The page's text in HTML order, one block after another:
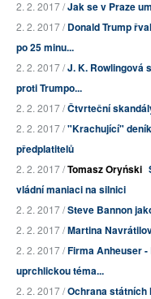
2. 2. 2017 /Jak se v Praze
2. 2. 2017 /Donald Trump
po 25 minu...
2. 2. 2017 /J. K. Rowlingová
proti Trumpo...
2. 2. 2017 /Čtvrteční
2. 2. 2017 /"Krachující"
předplatitelů
2. 2. 2017 /Tomasz Oryński
vládní maniaci na silnici
2. 2. 2017 /Steve Bannon
2. 2. 2017 /Martina
2. 2. 2017 /Firma Anheuser
uprchlickou téma...
2. 2. 2017 /Ochrana státních